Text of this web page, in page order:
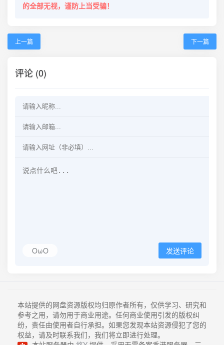
的全部无视，谨防上当受骗！
上一篇 下一篇
评论 (0)
OωO 发送评论
本站提供的网盘资源版权均归原作者所有，仅供学习、研究和
参考之用，请勿用于商业用途。任何商业使用引发的版权纠
纷，责任由使用者自行承担。如果您发现本站资源侵犯了您的
权益，请及时联系我们，我们将立即进行处理。